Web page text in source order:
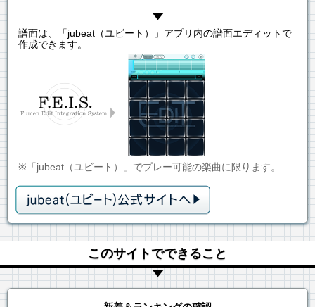
譜面は、「jubeat（ユビート）」アプリ内の譜面エディットで
作成できます。
※「jubeat（ユビート）」でプレー可能の楽曲に限ります。
このサイトでできること